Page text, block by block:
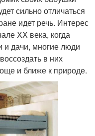
сильно отличаться
идет речь. Интерес
XX века, когда
и дачи, многие люди
в них
и ближе к природе.